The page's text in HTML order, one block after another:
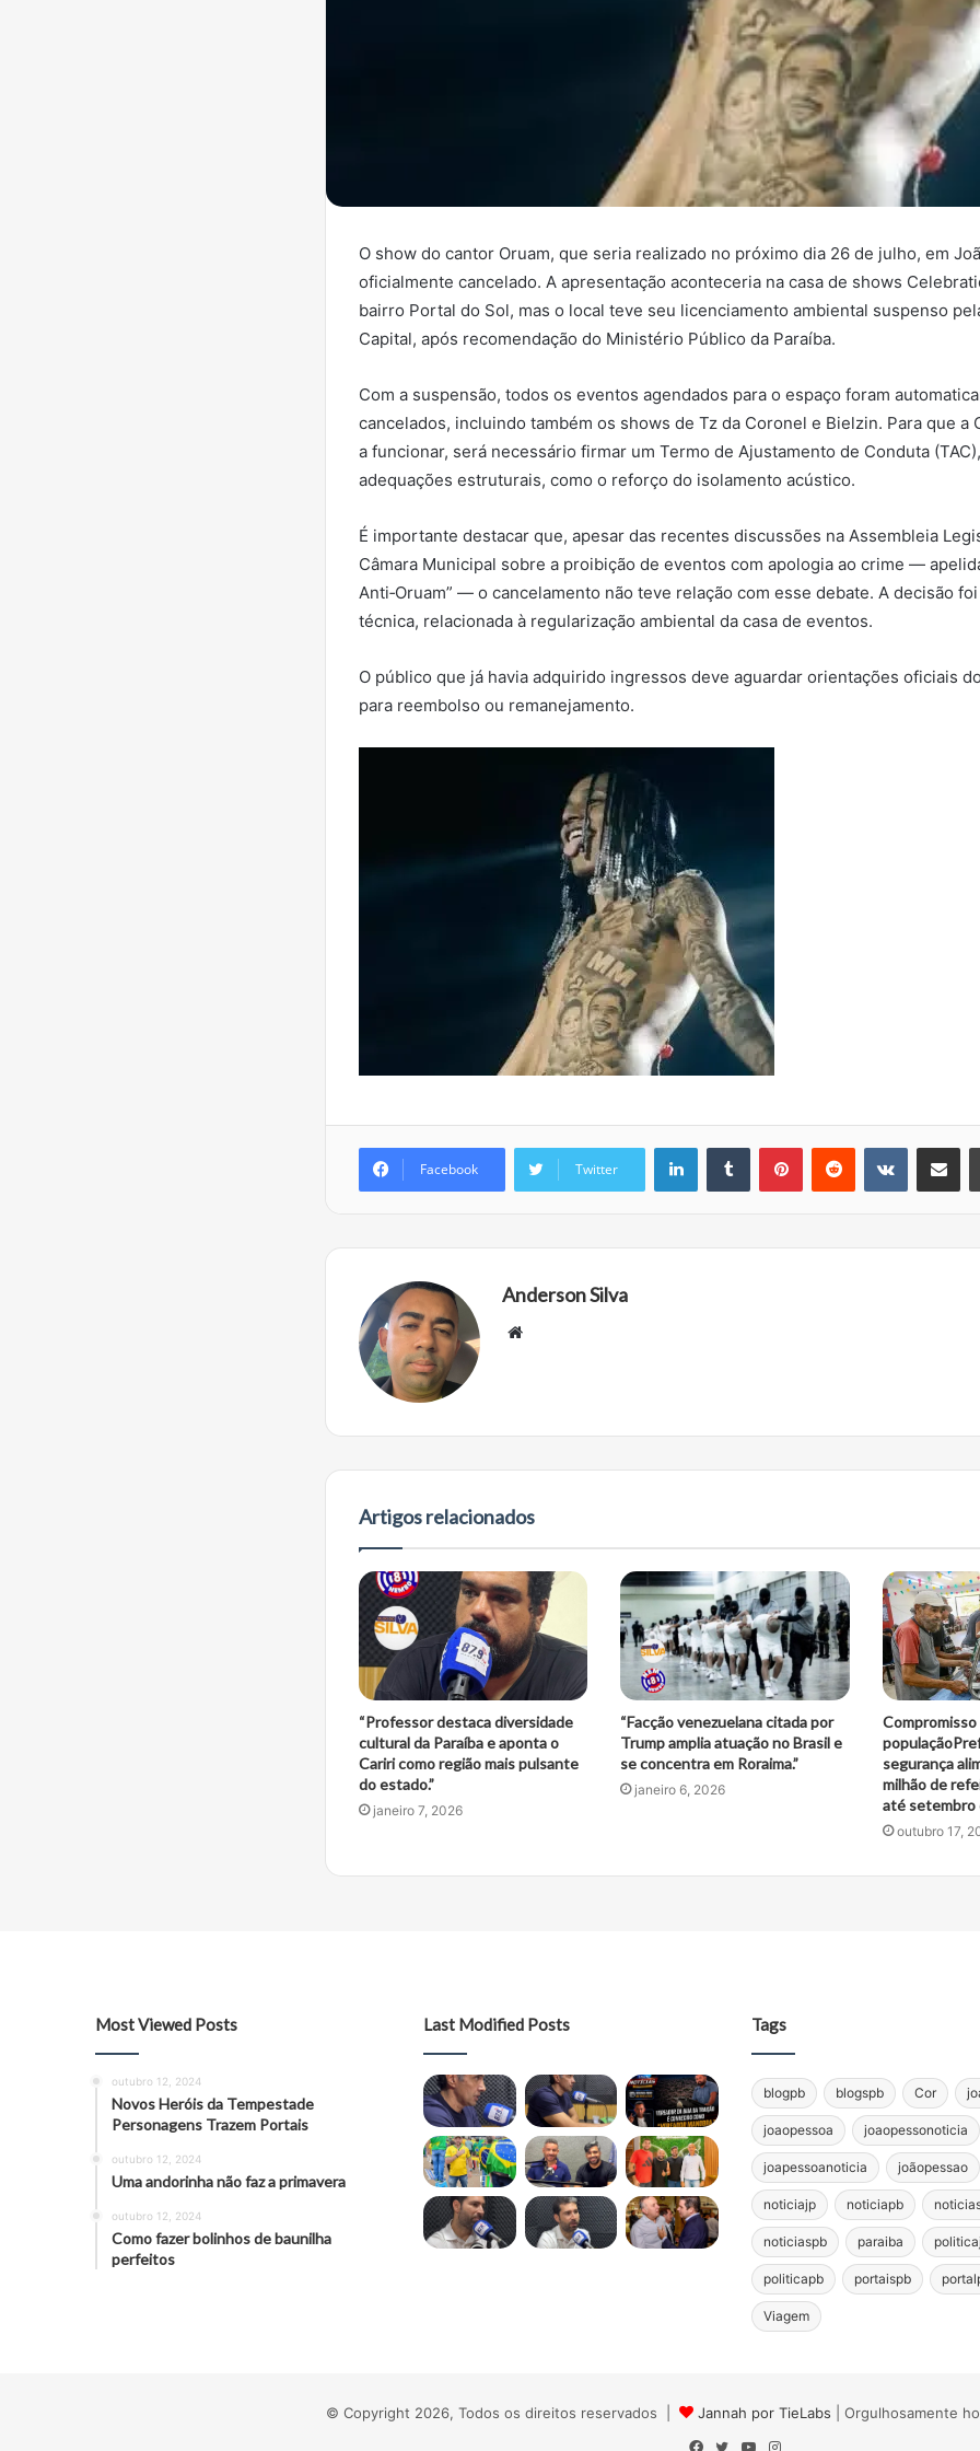
O show do cantor Oruam, que seria realizado no próximo dia 26 de julho, em
oficialmente cancelado. A apresentação aconteceria na casa de shows
bairro Portal do Sol, mas o local teve seu licenciamento ambiental suspenso
Capital, após recomendação do Ministério Público da Paraíba.
Com a suspensão, todos os eventos agendados para o espaço foram
cancelados, incluindo também os shows de Tz da Coronel e Bielzin. Para que a
a funcionar, será necessário firmar um Termo de Ajustamento de Conduta
adequações estruturais, como o reforço do isolamento acústico.
É importante destacar que, apesar das recentes discussões na Assembleia
Câmara Municipal sobre a proibição de eventos com apologia ao crime —
Anti‑Oruam” — o cancelamento não teve relação com esse debate. A decisão
técnica, relacionada à regularização ambiental da casa de eventos.
O público que já havia adquirido ingressos deve aguardar orientações oficiais
para reembolso ou remanejamento.
Facebook Twitter
LinkedinTumblr PinterestReddit VK Compartilhar
Anderson Silva
Website
Artigos relacionados
“Professor destaca diversidade
cultural da Paraíba e aponta o
Cariri como região mais pulsante
do estado.”
janeiro 7, 2026
“Facção venezuelana citada por
Trump amplia atuação no Brasil e
se concentra em Roraima.”
janeiro 6, 2026
Compromisso
segurança
milhão de
até setembro
outubro 17,
Most Viewed Posts
outubro 12, 2024
Novos Heróis da Tempestade
Personagens Trazem Portais
outubro 12, 2024
Uma andorinha não faz a primavera
outubro 12, 2024
Como fazer bolinhos de baunilha
perfeitos
Last Modified Posts Tags
blogpb blogspb Cor
joaopessoa joaopessonoticia
joapessoanoticia joãopessao
noticiajp noticiapb
noticiaspb paraiba
politicapb portaispb
Viagem
© Copyright 2026, Todos os direitos reservados | Jannah por TieLabs | Orgulhosamente
Facebook
TwitterYouTubeInstagram